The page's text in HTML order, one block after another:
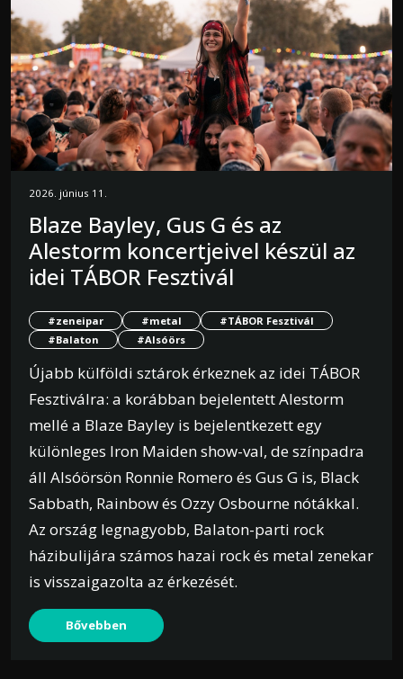
2026. június 11.
Blaze Bayley, Gus G és az
Alestorm koncertjeivel készül az
idei TÁBOR Fesztivál
#zeneipar #metal
#TÁBOR Fesztivál
#Balaton
#Alsóörs
Újabb külföldi sztárok érkeznek az idei TÁBOR
Fesztiválra: a korábban bejelentett Alestorm
mellé a Blaze Bayley is bejelentkezett egy
különleges Iron Maiden show-val, de színpadra
áll Alsóörsön Ronnie Romero és Gus G is, Black
Sabbath, Rainbow és Ozzy Osbourne nótákkal.
Az ország legnagyobb, Balaton-parti rock
házibulijára számos hazai rock és metal zenekar
is visszaigazolta az érkezését.
Bővebben